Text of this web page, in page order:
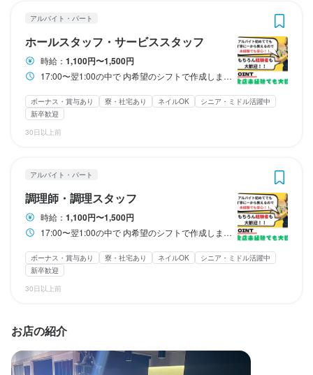
アルバイト・パート
ホールスタッフ・サービススタッフ
時給： 1,100円〜1,500円
17:00〜翌1:00の中で 内希望のシフトで作成します！
ボーナス・賞与あり 寮・社宅あり ネイルOK
シニア・ミドル活躍中
新卒歓迎
30日以上前
アルバイト・パート
調理師・調理スタッフ
時給： 1,100円〜1,500円
17:00〜翌1:00の中で 内希望のシフトで作成します！
ボーナス・賞与あり 寮・社宅あり ネイルOK
シニア・ミドル活躍中
新卒歓迎
30日以上前
お店の紹介
月5日休み（週休1日＋1）　一日9時間労働　総支給32万
入社5年目：31歳店長　「家族もできしっかり稼ぎたい」
勤務時間
転勤なし
長期勤務歓迎
シフト制
固定シフト制(決まった時間・曜日に働ける)
自由シフト制(毎回、時間・曜日を選べる)
休日・休暇
日曜定休 月8日以上休みあり
夏季休暇あり
月5日休み（週休1日＋1）　一日9時間労働　総支給32万
入社5年目：31歳店長　「家族もできしっかり稼ぎたい」
勤務時間
転勤なし
長期勤務歓迎
シフト制
固定シフト制(決まった時間・曜日に働ける)
自由シフト制(毎回、時間・曜日を選べる)
休日・休暇
日曜定休 月8日以上休みあり
夏季休暇あり
月5日休み（週休1日＋1）　一日9時間労働　総支給32万
入社5年目：31歳店長　「家族もできしっかり稼ぎたい」
勤務時間
転勤なし
長期勤務歓迎
シフト制
固定シフト制(決まった時間・曜日に働ける)
自由シフト制(毎回、時間・曜日を選べる)
休日・休暇
日曜定休 月8日以上休みあり
夏季休暇あり
アルバイト経験者：26歳Wワーカー「仕事終わりに副業で働きた
い！」
時給1200円　週3日（内、土曜日出勤）　1日4時間/月6万円
フリーター：22歳　「しっかり稼いで自分時間も楽しみたい！」
時給1500円　週5日（内、金土曜日出勤）　一日8時間/月30万円
17:00〜翌1:00の中で
転勤なし
長期勤務歓迎
週2日からOK 週4日以上OK
固定シフト制(決まった時間・曜日に働ける)
自由シフト制(毎回、時間・曜日を選べる)
休日・休暇
月8日以上休みあり
アルバイト経験者：26歳Wワーカー「仕事終わりに副業で働きた
い！」
時給1200円　週3日（内、土曜日出勤）　1日4時間/月6万円
フリーター：22歳　「しっかり稼いで自分時間も楽しみたい！」
時給1500円　週5日（内、金土曜日出勤）　一日8時間/月30万円
17:00〜翌1:00の中で
転勤なし
長期勤務歓迎
週2日からOK 週4日以上OK
固定シフト制(決まった時間・曜日に働ける)
自由シフト制(毎回、時間・曜日を選べる)
休日・休暇
月8日以上休みあり